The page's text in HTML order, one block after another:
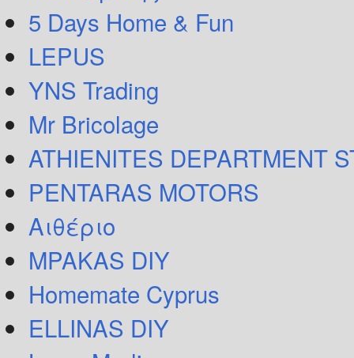
5 Days Home & Fun
LEPUS
YNS Trading
Mr Bricolage
ATHIENITES DEPARTMENT
PENTARAS MOTORS
Αιθέριο
MPAKAS DIY
Homemate Cyprus
ELLINAS DIY